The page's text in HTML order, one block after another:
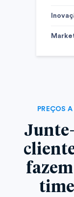
PREÇOS
fazem